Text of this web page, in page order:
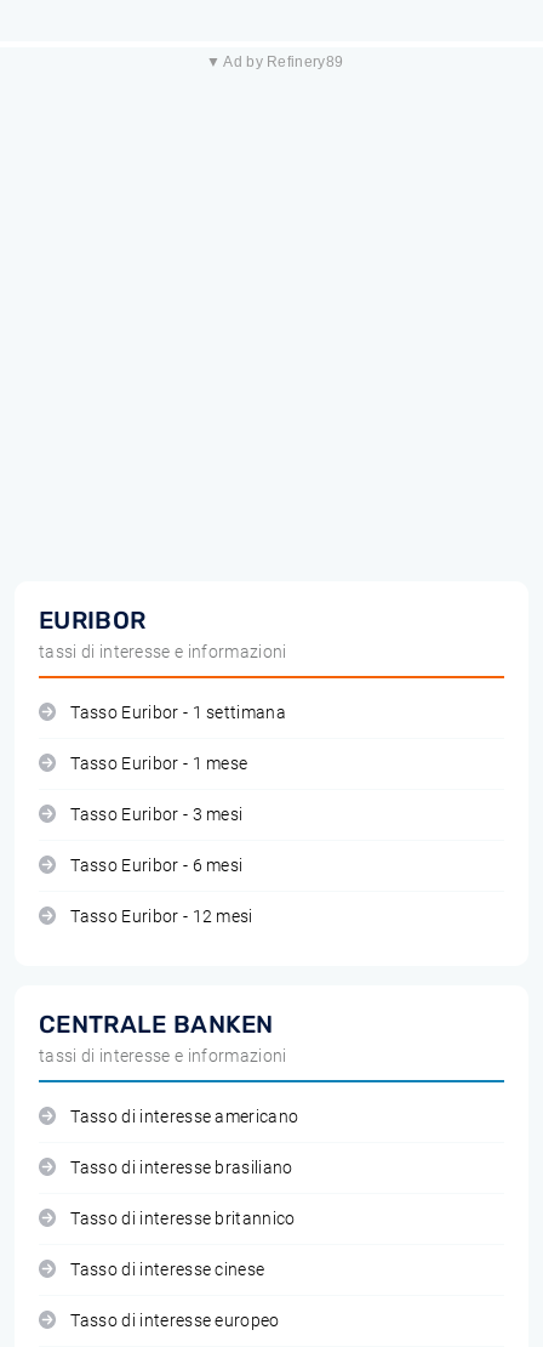
▼ Ad by Refinery89
EURIBOR
tassi di interesse e informazioni
Tasso Euribor - 1 settimana
Tasso Euribor - 1 mese
Tasso Euribor - 3 mesi
Tasso Euribor - 6 mesi
Tasso Euribor - 12 mesi
CENTRALE BANKEN
tassi di interesse e informazioni
Tasso di interesse americano
Tasso di interesse brasiliano
Tasso di interesse britannico
Tasso di interesse cinese
Tasso di interesse europeo